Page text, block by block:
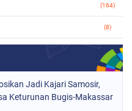
(164)
(8)
(112)
(966)
Jadi Kajari Samosir,
Keturunan Bugis-Makassar